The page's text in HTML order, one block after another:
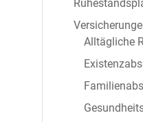
Alltägliche